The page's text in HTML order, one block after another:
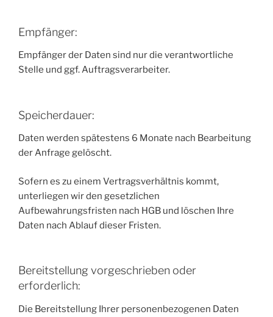
Empfänger:
Empfänger der Daten sind nur die verantwortliche
Stelle und ggf. Auftragsverarbeiter.
Speicherdauer:
Daten werden spätestens 6 Monate nach Bearbeitung
der Anfrage gelöscht.
Sofern es zu einem Vertragsverhältnis kommt,
unterliegen wir den gesetzlichen
Aufbewahrungsfristen nach HGB und löschen Ihre
Daten nach Ablauf dieser Fristen.
Bereitstellung vorgeschrieben oder
erforderlich:
Die Bereitstellung Ihrer personenbezogenen Daten